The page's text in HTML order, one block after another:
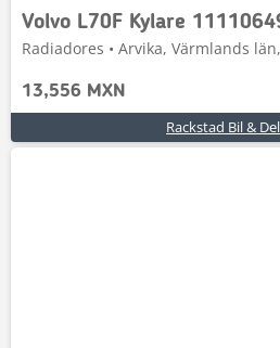
Volvo L70F Kylare
Radiadores • Arvika, Värmlands
13,556 MXN
Rackstad Bil &